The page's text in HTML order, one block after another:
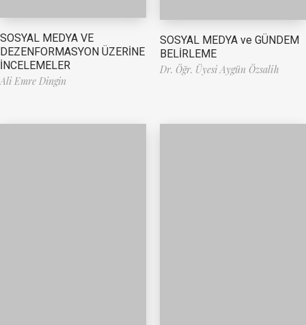
SOSYAL MEDYA VE
DEZENFORMASYON ÜZERİNE
İNCELEMELER
Ali Emre Dingin
SOSYAL MEDYA ve GÜNDEM
BELİRLEME
Dr. Öğr. Üyesi Aygün Özsalih